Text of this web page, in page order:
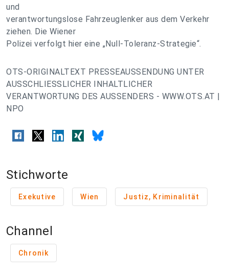
und
verantwortungslose Fahrzeuglenker aus dem Verkehr
ziehen. Die Wiener
Polizei verfolgt hier eine „Null-Toleranz-Strategie“.
OTS-ORIGINALTEXT PRESSEAUSSENDUNG UNTER
AUSSCHLIESSLICHER INHALTLICHER
VERANTWORTUNG DES AUSSENDERS - WWW.OTS.AT |
NPO
Stichworte
Exekutive Wien Justiz, Kriminalität
Channel
Chronik